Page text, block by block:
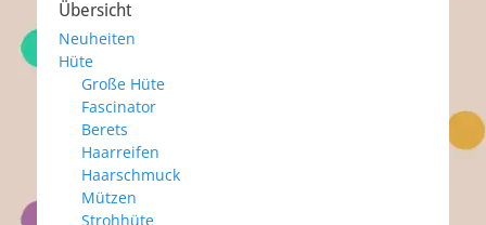
Übersicht
Neuheiten
Hüte
Große Hüte
Fascinator
Berets
Haarreifen
Haarschmuck
Mützen
Strohhüte